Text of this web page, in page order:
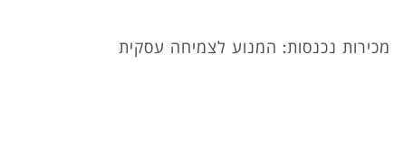
מכירות נכנסות: המנוע לצמיחה עסקית